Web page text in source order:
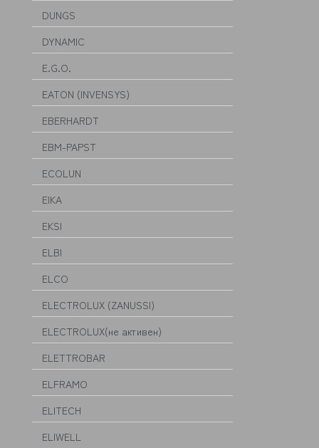
DUNGS
DYNAMIC
E.G.O.
EATON (INVENSYS)
EBERHARDT
EBM-PAPST
ECOLUN
EIKA
EKSI
ELBI
ELCO
ELECTROLUX (ZANUSSI)
ELECTROLUX(не активен)
ELETTROBAR
ELFRAMO
ELITECH
ELIWELL